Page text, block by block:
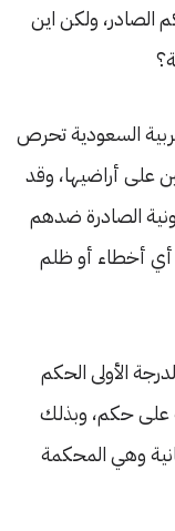
الصادر، ولكن اين
السعودية تحرص
على أراضيها، وقد
الصادرة ضدهم
أخطاء أو ظلم
الأولى الحكم
على حكم، وبذلك
وهي المحكمة